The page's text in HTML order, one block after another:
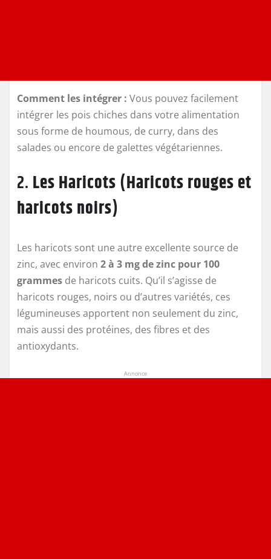
Comment les intégrer : Vous pouvez facilement
intégrer les pois chiches dans votre alimentation
sous forme de houmous, de curry, dans des
salades ou encore de galettes végétariennes.
2. Les Haricots (Haricots rouges et
haricots noirs)
Les haricots sont une autre excellente source de
zinc, avec environ 2 à 3 mg de zinc pour 100
grammes de haricots cuits. Qu’il s’agisse de
haricots rouges, noirs ou d’autres variétés, ces
légumineuses apportent non seulement du zinc,
mais aussi des protéines, des fibres et des
antioxydants.
Annonce